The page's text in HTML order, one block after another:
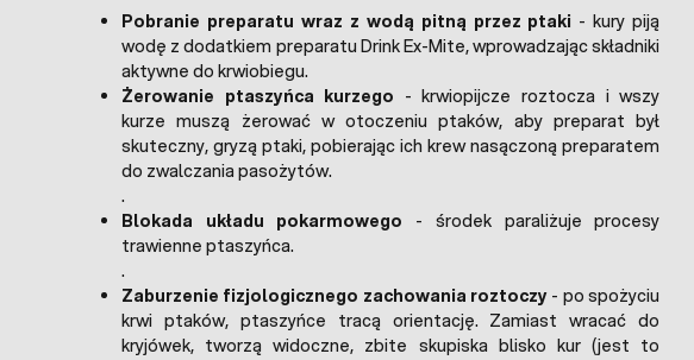
Pobranie preparatu wraz z wodą pitną przez ptaki - kury piją
wodę z dodatkiem preparatu Drink Ex-Mite, wprowadzając składniki
aktywne do krwiobiegu.
Żerowanie ptaszyńca kurzego - krwiopijcze roztocza i wszy
kurze muszą żerować w otoczeniu ptaków, aby preparat był
skuteczny, gryzą ptaki, pobierając ich krew nasączoną preparatem
do zwalczania pasożytów.
.
Blokada układu pokarmowego - środek paraliżuje procesy
trawienne ptaszyńca.
.
Zaburzenie fizjologicznego zachowania roztoczy - po spożyciu
krwi ptaków, ptaszyńce tracą orientację. Zamiast wracać do
kryjówek, tworzą widoczne, zbite skupiska blisko kur (jest to